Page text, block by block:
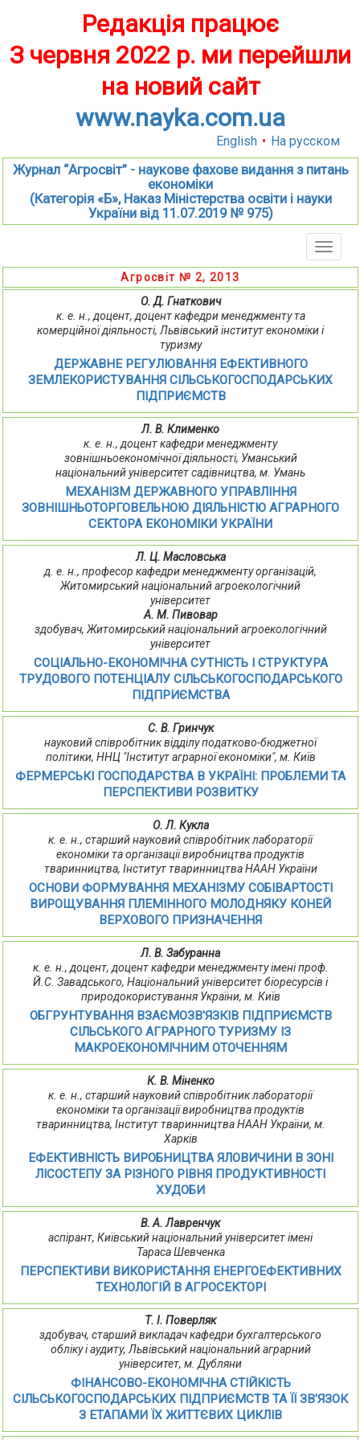
Редакція працює
З червня 2022 р. ми перейшли
на новий сайт
www.nayka.com.ua
English • На русском
Журнал “Агросвіт” - наукове фахове видання з питань
економіки
(Категорія «Б», Наказ Міністерства освіти і науки
України від 11.07.2019 № 975)
Toggle
Агросвіт № 2, 2013
О. Д. Гнаткович
к. е. н., доцент, доцент кафедри менеджменту та
комерційної діяльності, Львівський інститут економіки і
туризму
ДЕРЖАВНЕ РЕГУЛЮВАННЯ ЕФЕКТИВНОГО
ЗЕМЛЕКОРИСТУВАННЯ СІЛЬСЬКОГОСПОДАРСЬКИХ
ПІДПРИЄМСТВ
Л. В. Клименко
к. е. н., доцент кафедри менеджменту
зовнішньоекономічної діяльності, Уманський
національний університет садівництва, м. Умань
МЕХАНІЗМ ДЕРЖАВНОГО УПРАВЛІННЯ
ЗОВНІШНЬОТОРГОВЕЛЬНОЮ ДІЯЛЬНІСТЮ АГРАРНОГО
СЕКТОРА ЕКОНОМІКИ УКРАЇНИ
Л. Ц. Масловська
д. е. н., професор кафедри менеджменту організацій,
Житомирський національний агроекологічний
університет
А. М. Пивовар
здобувач, Житомирський національний агроекологічний
університет
СОЦІАЛЬНО-ЕКОНОМІЧНА СУТНІСТЬ І СТРУКТУРА
ТРУДОВОГО ПОТЕНЦІАЛУ СІЛЬСЬКОГОСПОДАРСЬКОГО
ПІДПРИЄМСТВА
С. В. Гринчук
науковий співробітник відділу податково-бюджетної
політики, ННЦ "Інститут аграрної економіки", м. Київ
ФЕРМЕРСЬКІ ГОСПОДАРСТВА В УКРАЇНІ: ПРОБЛЕМИ ТА
ПЕРСПЕКТИВИ РОЗВИТКУ
О. Л. Кукла
к. е. н., старший науковий співробітник лабораторії
економіки та організації виробництва продуктів
тваринництва, Інститут тваринництва НААН України
ОСНОВИ ФОРМУВАННЯ МЕХАНІЗМУ СОБІВАРТОСТІ
ВИРОЩУВАННЯ ПЛЕМІННОГО МОЛОДНЯКУ КОНЕЙ
ВЕРХОВОГО ПРИЗНАЧЕННЯ
Л. В. Забуранна
к. е. н., доцент, доцент кафедри менеджменту імені проф.
Й.С. Завадського, Національний університет біоресурсів і
природокористування України, м. Київ
ОБГРУНТУВАННЯ ВЗАЄМОЗВ'ЯЗКІВ ПІДПРИЄМСТВ
СІЛЬСЬКОГО АГРАРНОГО ТУРИЗМУ ІЗ
МАКРОЕКОНОМІЧНИМ ОТОЧЕННЯМ
К. В. Міненко
к. е. н., старший науковий співробітник лабораторії
економіки та організації виробництва продуктів
тваринництва, Інститут тваринництва НААН України, м.
Харків
ЕФЕКТИВНІСТЬ ВИРОБНИЦТВА ЯЛОВИЧИНИ В ЗОНІ
ЛІСОСТЕПУ ЗА РІЗНОГО РІВНЯ ПРОДУКТИВНОСТІ
ХУДОБИ
В. А. Лавренчук
аспірант, Київський національний університет імені
Тараса Шевченка
ПЕРСПЕКТИВИ ВИКОРИСТАННЯ ЕНЕРГОЕФЕКТИВНИХ
ТЕХНОЛОГІЙ В АГРОСЕКТОРІ
Т. І. Поверляк
здобувач, старший викладач кафедри бухгалтерського
обліку і аудиту, Львівський національний аграрний
університет, м. Дубляни
ФІНАНСОВО-ЕКОНОМІЧНА СТІЙКІСТЬ
СІЛЬСЬКОГОСПОДАРСЬКИХ ПІДПРИЄМСТВ ТА ЇЇ ЗВ'ЯЗОК
З ЕТАПАМИ ЇХ ЖИТТЄВИХ ЦИКЛІВ